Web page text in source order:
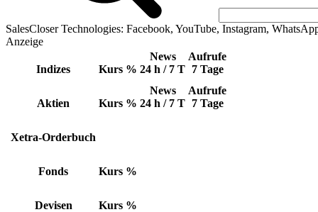
SalesCloser Technologies: Facebook, YouTube, Instagram,
Anzeige
Indizes Kurs %
News
24 h / 7 T
Aufrufe
7 Tage
Aktien Kurs %
News
24 h / 7 T
Aufrufe
7 Tage
Xetra-Orderbuch
Fonds Kurs %
Devisen Kurs %